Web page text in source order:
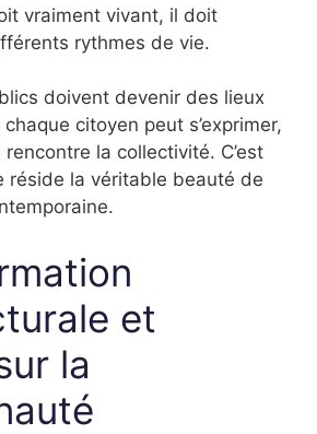
vraiment vivant, il doit
rythmes de vie.
doivent devenir des lieux
citoyen peut s’exprimer,
rencontre la collectivité. C’est
réside la véritable beauté de
et
la